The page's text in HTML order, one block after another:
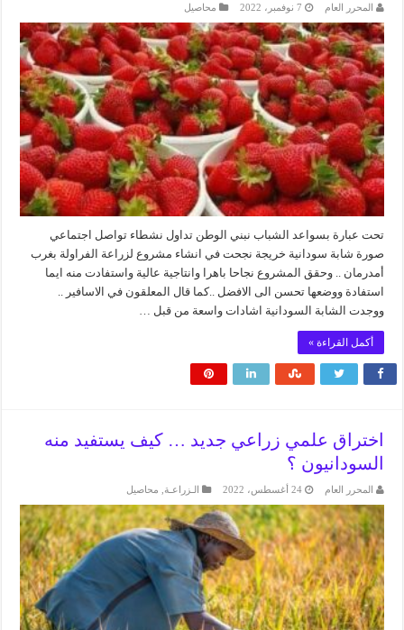
المحرر العام 7 نوفمبر، 2022 محاصيل
تحت عبارة بسواعد الشباب نبني الوطن تداول نشطاء تواصل اجتماعي
صورة شابة سودانية خريجة نجحت في انشاء مشروع لزراعة الفراولة بغرب
أمدرمان .. وحقق المشروع نجاحا باهرا وانتاجية عالية واستفادت منه ايما
استفادة ووضعها تحسن الى الافضل ..كما قال المعلقون في الاسافير ..
ووجدت الشابة السودانية اشادات واسعة من قبل …
أكمل القراءة »
اختراق علمي زراعي جديد … كيف يستفيد منه
السودانيون ؟
المحرر العام 24 أغسطس، 2022 الـزراعـة محاصيل